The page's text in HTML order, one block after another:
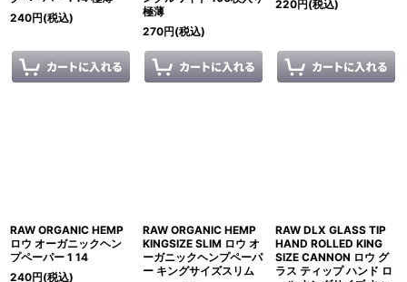
240円(税込)
極薄
270円(税込)
220円(税込)
RAW ORGANIC HEMP
ロウ オーガニックヘン
プペーパー 1 14
240円(税込)
RAW ORGANIC HEMP
KINGSIZE SLIM ロウ オ
ーガニックヘンプペーパ
ー キングサイズスリム
RAW DLX GLASS TIP
HAND ROLLED KING
SIZE CANNON ロウ グ
ラス ティップ ハンド ロ